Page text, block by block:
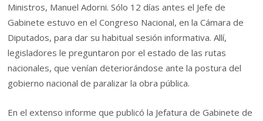
Ministros, Manuel Adorni. Sólo 12 días antes el Jefe de
Gabinete estuvo en el Congreso Nacional, en la Cámara de
Diputados, para dar su habitual sesión informativa. Allí,
legisladores le preguntaron por el estado de las rutas
nacionales, que venían deteriorándose ante la postura del
gobierno nacional de paralizar la obra pública.
En el extenso informe que publicó la Jefatura de Gabinete de